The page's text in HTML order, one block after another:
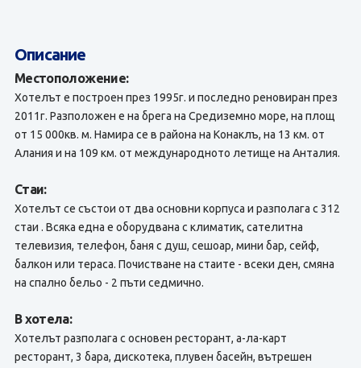
Описание
Местоположение:
Хотелът е построен през 1995г. и последно реновиран през
2011г. Разположен е на брега на Средиземно море, на площ
от 15 000кв. м. Намира се в района на Конаклъ, на 13 км. от
Алания и на 109 км. от международното летище на Анталия.
Стаи:
Хотелът се състои от два основни корпуса и разполага с 312
стаи . Всяка една е оборудвана с климатик, сателитна
телевизия, телефон, баня с душ, сешоар, мини бар, сейф,
балкон или тераса. Почистване на стаите - всеки ден, смяна
на спално бельо - 2 пъти седмично.
В хотела:
Хотелът разполага с основен ресторант, а-ла-карт
ресторант, 3 бара, дискотека, плувен басейн, вътрешен